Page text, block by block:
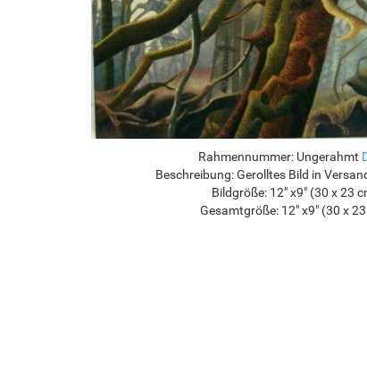
Rahmennummer: Ungerahmt
Beschreibung: Gerolltes Bild in
Bildgröße: 12" x9" (30 x 23
Gesamtgröße: 12" x9" (30 x